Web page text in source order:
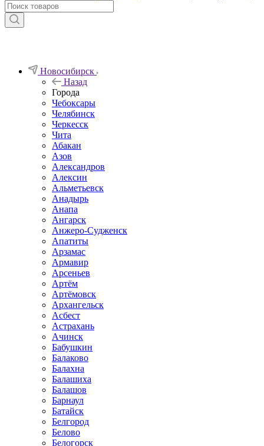
Новосибирск
Назад
Города
Чебоксары
Челябинск
Черкесск
Чита
Абакан
Азов
Александров
Алексин
Альметьевск
Анадырь
Анапа
Ангарск
Анжеро-Судженск
Апатиты
Арзамас
Армавир
Арсеньев
Артём
Артёмовск
Архангельск
Асбест
Астрахань
Ачинск
Бабушкин
Балаково
Балахна
Балашиха
Балашов
Барнаул
Батайск
Белгород
Белово
Белогорск